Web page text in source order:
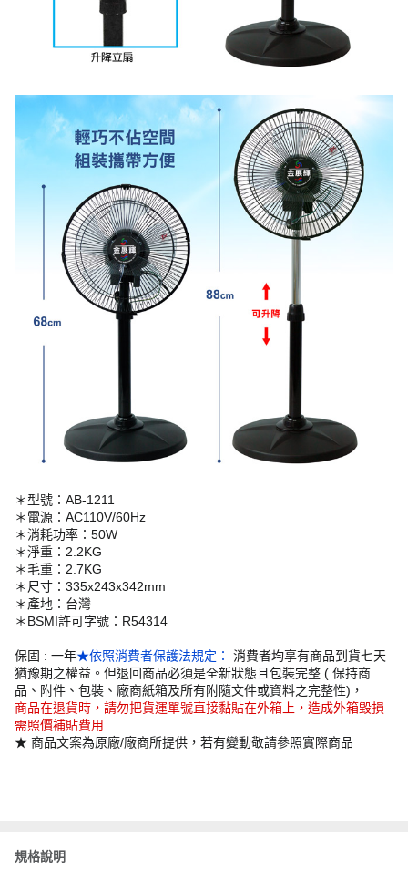
＊型號：AB-1211
＊電源：AC110V/60Hz
＊消耗功率：50W
＊淨重：2.2KG
＊毛重：2.7KG
＊尺寸：335x243x342mm
＊產地：台灣
＊BSMI許可字號：R54314
保固 : 一年★依照消費者保護法規定：
消費者均享有商品到貨七天
猶豫期之權益。但退回商品必須是全新狀態且包裝完整 ( 保持商
品、附件、包裝、廠商紙箱及所有附隨文件或資料之完整性)，
商品在退貨時，請勿把貨運單號直接黏貼在外箱上，造成外箱毀損
需照價補貼費用
★ 商品文案為原廠/廠商所提供，若有變動敬請參照實際商品
規格說明